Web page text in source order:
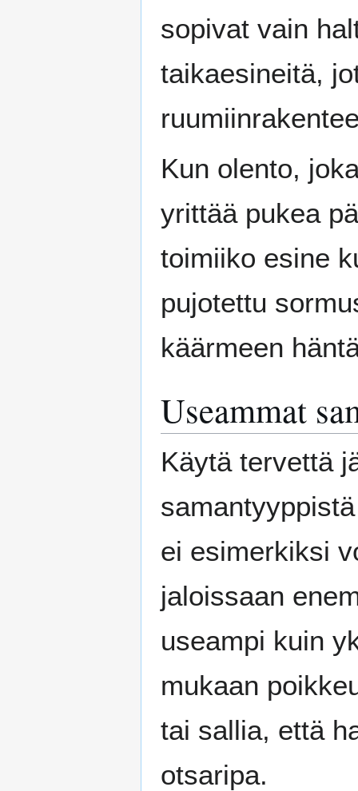
sopivat vain
taikaesineitä,
Kun olento,
yrittää pukea
toimiiko esine
pujotettu
käärmeen
Useammat
Käytä tervettä
ei esimerkiksi
jaloissaan
useampi kuin
mukaan
tai sallia, että
otsaripa.